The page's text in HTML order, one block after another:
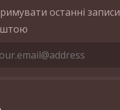
останні записи